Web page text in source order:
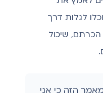
לגלות דרך
שיכול
הזה כי אני